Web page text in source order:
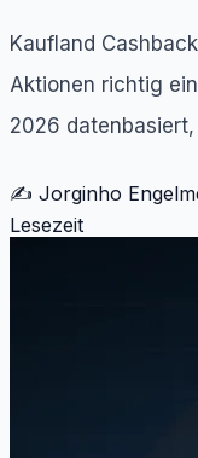
Kaufland
Aktionen richtig
2026
✍️ Jorginho
Lesezeit